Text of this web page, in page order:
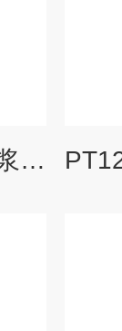
PT124B-2501高品质注浆压力传感器